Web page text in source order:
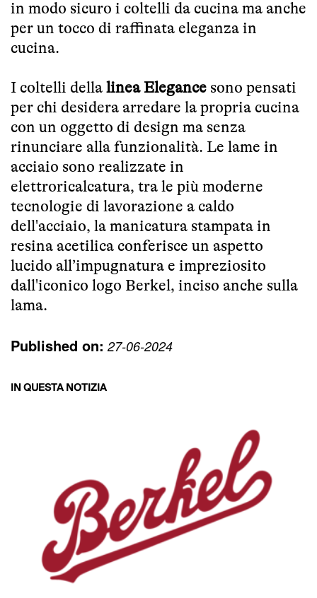
in modo sicuro i coltelli da cucina ma anche
per un tocco di raffinata eleganza in
cucina.
I coltelli della linea Elegance sono pensati
per chi desidera arredare la propria cucina
con un oggetto di design ma senza
rinunciare alla funzionalità. Le lame in
acciaio sono realizzate in
elettroricalcatura, tra le più moderne
tecnologie di lavorazione a caldo
dell'acciaio, la manicatura stampata in
resina acetilica conferisce un aspetto
lucido all’impugnatura e impreziosito
dall'iconico logo Berkel, inciso anche sulla
lama.
Published on: 27-06-2024
IN QUESTA NOTIZIA